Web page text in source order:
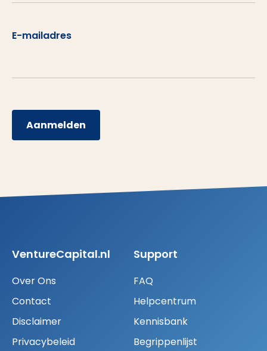
E-mailadres
Aanmelden
VentureCapital.nl
Over Ons
Contact
Disclaimer
Privacybeleid
Support
FAQ
Helpcentrum
Kennisbank
Begrippenlijst